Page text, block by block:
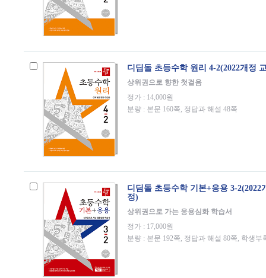
디딤돌 초등수학 원리 4-2(2022개정
상위권으로 향한 첫걸음
정가 : 14,000원
분량 : 본문 160쪽, 정답과 해설 48쪽
디딤돌 초등수학 기본+응용 3-2(2022
정)
상위권으로 가는 응용심화 학습서
정가 : 17,000원
분량 : 본문 192쪽, 정답과 해설 80쪽, 학생부